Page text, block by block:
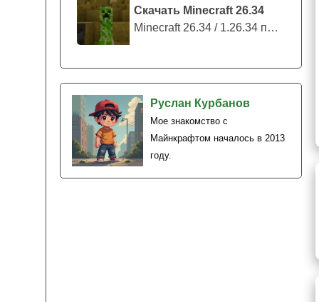
Скачать Minecraft 26.34
Minecraft 26.34 / 1.26.34 представляе...
Руслан Курбанов
Мое знакомство с
Майнкрафтом началось в 2013
году.